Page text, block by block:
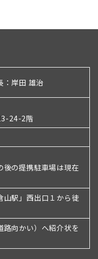
岸田 雄治
24-2階
の提携駐車場は現在
山駅」西出口１から徒
向かい）へ紹介状を